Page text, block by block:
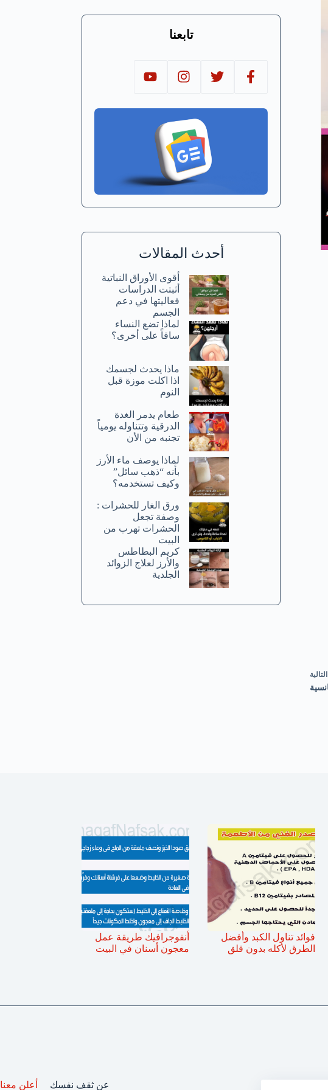
التالية
تابعنا
أحدث المقالات
أقوى الأوراق النباتية
أثبتت الدراسات
فعاليتها في دعم
الجسم
لماذا تضع النساء
ساقاً على أخرى؟
ماذا يحدث لجسمك
اذا اكلت موزة قبل
النوم
طعام يدمر الغدة
الدرقية وتتناوله يومياً
تجنبه من الأن
لماذا يوصف ماء الأرز
بأنه “ذهب سائل”
وكيف تستخدمه؟
ورق الغار للحشرات :
وصفة تجعل
الحشرات تهرب من
البيت
كريم البطاطس
والأرز لعلاج الزوائد
الجلدية
فوائد تناول الكبد وأفضل
الطرق لأكله بدون قلق
أنفوجرافيك طريقة عمل
معجون أسنان في البيت
عن ثقف نفسك أعلن معنا